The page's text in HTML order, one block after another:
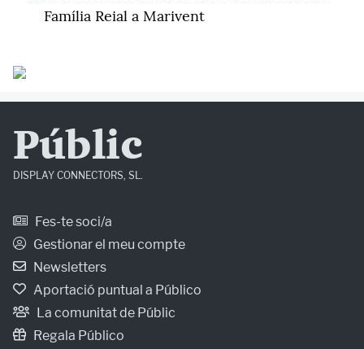
Família Reial a Marivent
Públic
DISPLAY CONNECTORS, SL.
Fes-te soci/a
Gestionar el meu compte
Newsletters
Aportació puntual a Público
La comunitat de Públic
Regala Público